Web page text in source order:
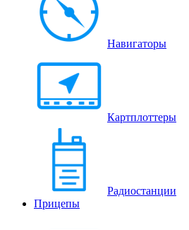
Навигаторы
Картплоттеры
Радиостанции
Прицепы